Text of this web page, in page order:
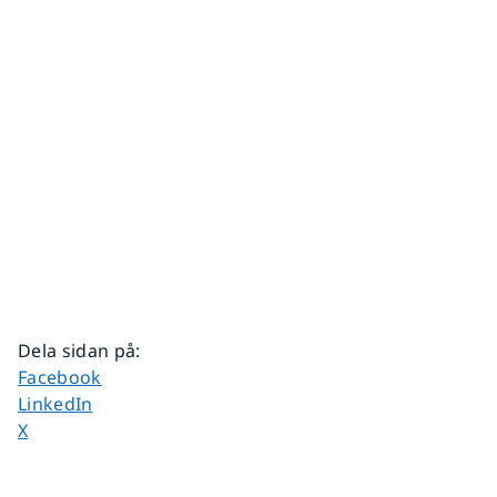
Dela sidan på:
Dela sidan på
Facebook
Dela sidan på
LinkedIn
Dela sidan på
X